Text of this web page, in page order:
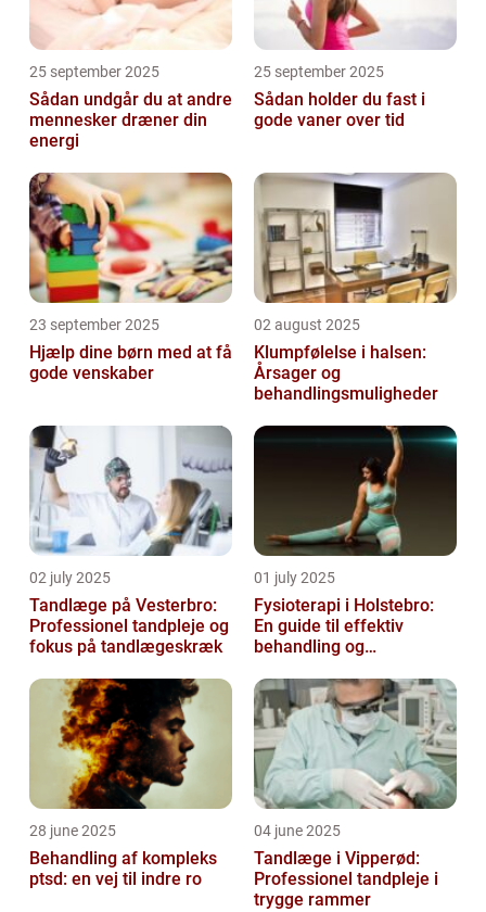
25 september 2025
Sådan undgår du at andre
mennesker dræner din
energi
25 september 2025
Sådan holder du fast i
gode vaner over tid
23 september 2025
Hjælp dine børn med at få
gode venskaber
02 august 2025
Klumpfølelse i halsen:
Årsager og
behandlingsmuligheder
02 july 2025
Tandlæge på Vesterbro:
Professionel tandpleje og
fokus på tandlægeskræk
01 july 2025
Fysioterapi i Holstebro:
En guide til effektiv
behandling og
28 june 2025
Behandling af kompleks
ptsd: en vej til indre ro
04 june 2025
Tandlæge i Vipperød:
Professionel tandpleje i
trygge rammer